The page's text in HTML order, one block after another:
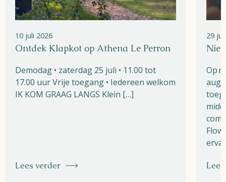
10 juli 2026
Ontdek Klapkot op Athena Le Perron
Demodag • zaterdag 25 juli • 11.00 tot
17.00 uur Vrije toegang • Iedereen welkom
IK KOM GRAAG LANGS Klein […]
Lees verder
29
Op